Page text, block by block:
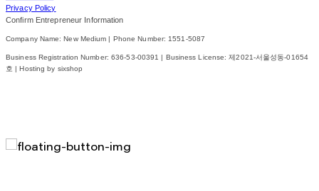
Privacy Policy
Confirm Entrepreneur Information
Company Name: New Medium | Phone Number: 1551-5087
Business Registration Number: 636-53-00391 | Business License:제2021-서울성동-01654
호 | Hosting by sixshop